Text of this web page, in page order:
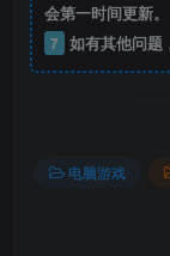
会第一时间更新。
7 如有其他问题
电脑游戏